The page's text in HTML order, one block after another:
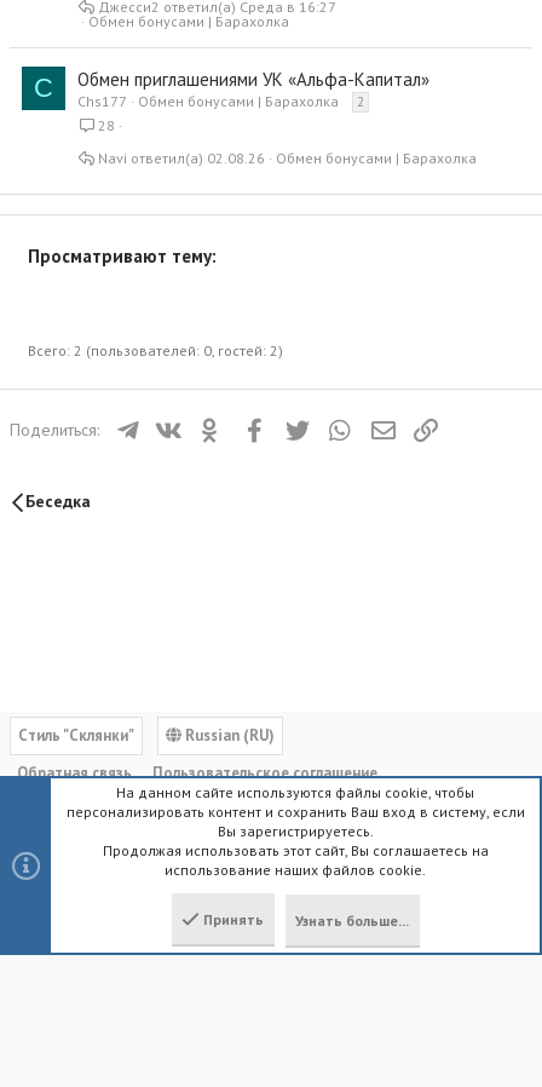
Обмен бонусами | Барахолка
Среда в 16:27
Джесси2
C Обмен приглашениями УК «Альфа-Капитал»
Chs177 Обмен бонусами | Барахолка 2
28
Обмен бонусами | Барахолка
02.08.26
Navi
Просматривают тему:
Всего: 2 (пользователей: 0, гостей: 2)
Поделиться: ТелеграмВКонтактеОдноклассники
FacebookTwitter WhatsAppЭлектронная почта
Беседка
Cтиль "Склянки"
Russian (RU)
Обратная связь
Пользовательское соглашение
Политика конфиденциальности
Помощь Главная
R
S
Community platform by XenForo® © 2010-2023 XenForo Ltd.
XenForo.Info
На данном сайте используются файлы cookie, чтобы
персонализировать контент и сохранить Ваш вход в систему, если
Вы зарегистрируетесь.
Продолжая использовать этот сайт, Вы соглашаетесь на
использование наших файлов cookie.
Принять Узнать больше...